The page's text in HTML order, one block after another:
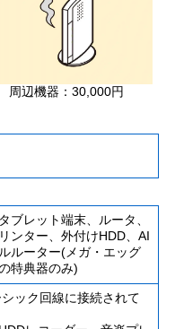
周辺機器：30,000円
ブレット端末、ルータ、
ンター、外付けHDD、AI
ルーター(メガ・エッグ
特典器のみ)
ック回線に接続されて